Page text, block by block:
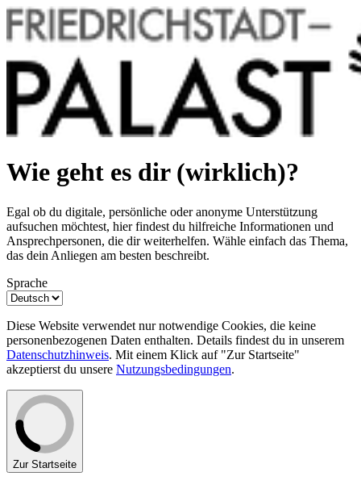
Wie geht es dir (wirklich)?
Egal ob du digitale, persönliche oder anonyme Unterstützung
aufsuchen möchtest, hier findest du hilfreiche Informationen und
Ansprechpersonen, die dir weiterhelfen. Wähle einfach das Thema,
das dein Anliegen am besten beschreibt.
Sprache
Feld
nicht
ausfüllen.
Es
zum
Schutz
gegen
Spam-
Nachrichten.
Diese Website verwendet nur notwendige Cookies, die keine
personenbezogenen Daten enthalten. Details findest du in unserem
Datenschutzhinweis. Mit einem Klick auf "Zur Startseite"
akzeptierst du unsere Nutzungsbedingungen.
Zur Startseite